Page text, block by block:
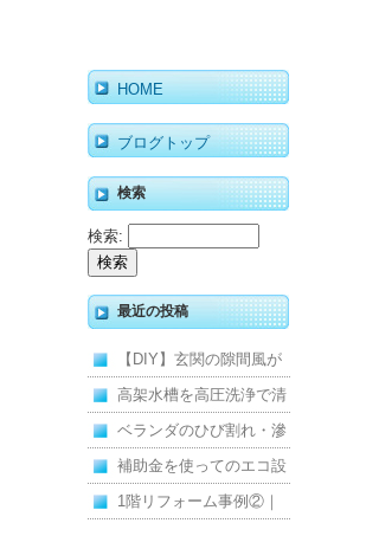
HOME
ブログトップ
検索
検索:
最近の投稿
【DIY】玄関の隙間風が
寒くて断熱ドアに交換し
ました
高架水槽を高圧洗浄で清
掃！衛生的な給水環境を
維持｜施工事例
ベランダのひび割れ・滲
みを解消！賃貸マンショ
ン防水工事
補助金を使ってのエコ設
備住宅リフォーム
1階リフォーム事例②｜